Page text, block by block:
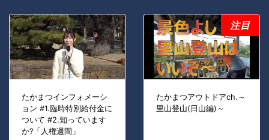
たかまつインフォメーシ
ョン #1.臨時特別給付金に
ついて #2.知っています
か?「人権週間」
たかまつアウトドアch.～
里山登山(日山編)～
注目